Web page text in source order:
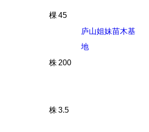
棵45
庐山姐妹苗木基
地
株 200
株3.5